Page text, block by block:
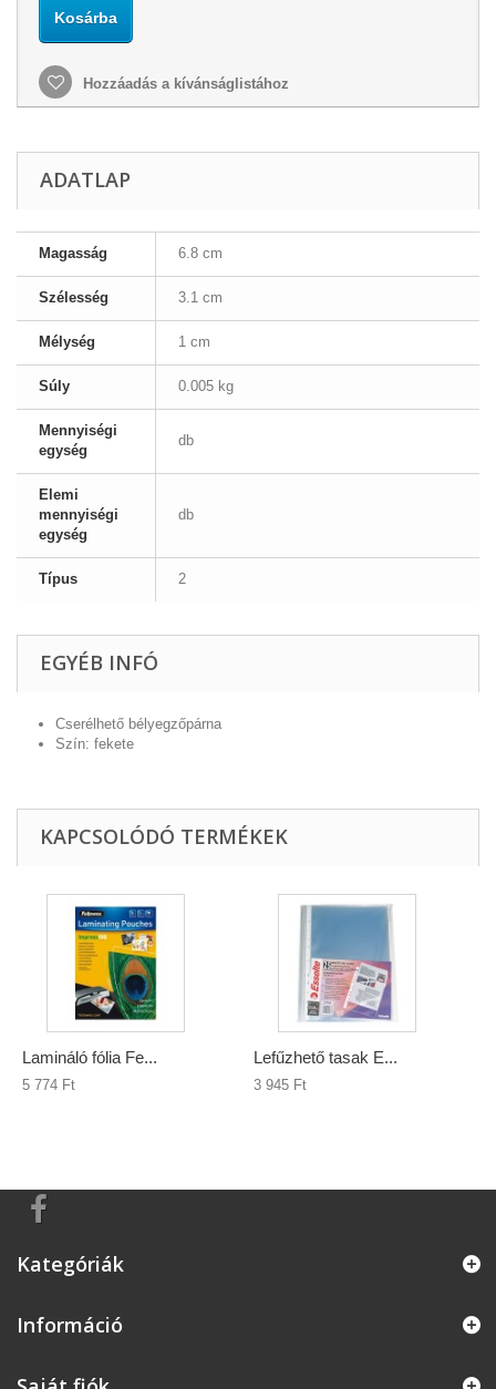
Kosárba
Hozzáadás a kívánságlistához
ADATLAP
Magasság 6.8 cm
Szélesség 3.1 cm
Mélység 1 cm
Súly 0.005 kg
Mennyiségi
egység
db
Elemi
mennyiségi
egység
db
Típus 2
EGYÉB INFÓ
Cserélhető bélyegzőpárna
Szín: fekete
KAPCSOLÓDÓ TERMÉKEK
Lamináló fólia Fe...
5 774 Ft‎
Lefűzhető tasak E...
3 945 Ft‎
Kategóriák
Információ